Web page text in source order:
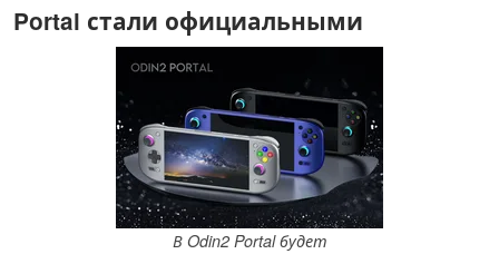
Portal стали официальными
В Odin2 Portal будет